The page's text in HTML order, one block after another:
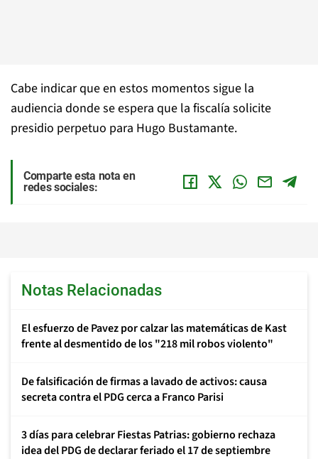
Cabe indicar que en estos momentos sigue la
audiencia donde se espera que la fiscalía solicite
presidio perpetuo para Hugo Bustamante.
Comparte esta nota en
redes sociales:
Notas Relacionadas
El esfuerzo de Pavez por calzar las matemáticas de Kast
frente al desmentido de los "218 mil robos violento"
De falsificación de firmas a lavado de activos: causa
secreta contra el PDG cerca a Franco Parisi
3 días para celebrar Fiestas Patrias: gobierno rechaza
idea del PDG de declarar feriado el 17 de septiembre